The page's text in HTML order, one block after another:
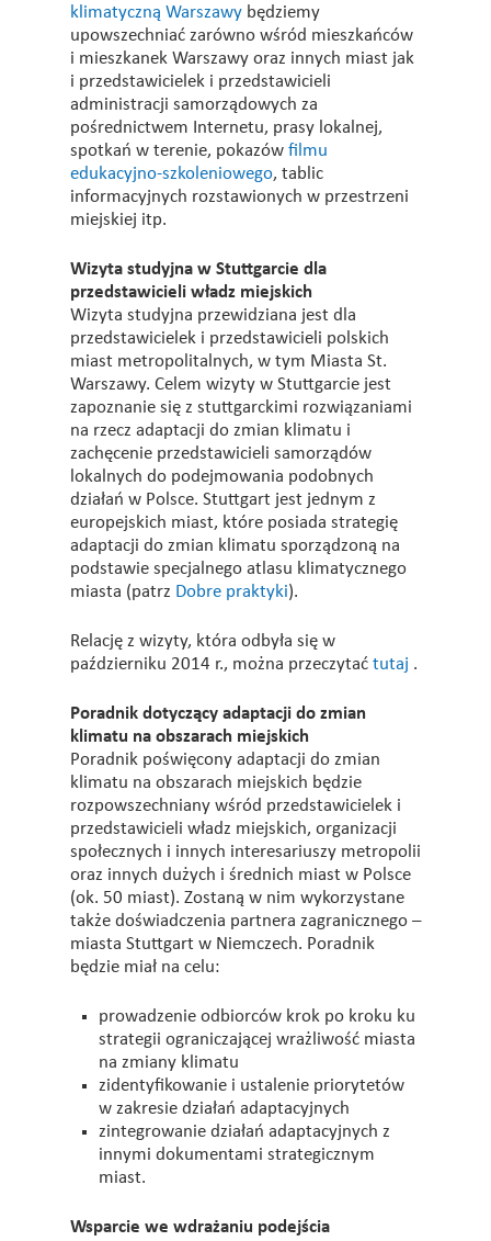
klimatyczną Warszawy będziemy
upowszechniać zarówno wśród mieszkańców
i mieszkanek Warszawy oraz innych miast jak
i przedstawicielek i przedstawicieli
administracji samorządowych za
pośrednictwem Internetu, prasy lokalnej,
spotkań w terenie, pokazów filmu
edukacyjno-szkoleniowego, tablic
informacyjnych rozstawionych w przestrzeni
miejskiej itp.
Wizyta studyjna w Stuttgarcie dla
przedstawicieli władz miejskich
Wizyta studyjna przewidziana jest dla
przedstawicielek i przedstawicieli polskich
miast metropolitalnych, w tym Miasta St.
Warszawy. Celem wizyty w Stuttgarcie jest
zapoznanie się z stuttgarckimi rozwiązaniami
na rzecz adaptacji do zmian klimatu i
zachęcenie przedstawicieli samorządów
lokalnych do podejmowania podobnych
działań w Polsce. Stuttgart jest jednym z
europejskich miast, które posiada strategię
adaptacji do zmian klimatu sporządzoną na
podstawie specjalnego atlasu klimatycznego
miasta (patrz Dobre praktyki).
Relację z wizyty, która odbyła się w
październiku 2014 r., można przeczytać tutaj .
Poradnik dotyczący adaptacji do zmian
klimatu na obszarach miejskich
Poradnik poświęcony adaptacji do zmian
klimatu na obszarach miejskich będzie
rozpowszechniany wśród przedstawicielek i
przedstawicieli władz miejskich, organizacji
społecznych i innych interesariuszy metropolii
oraz innych dużych i średnich miast w Polsce
(ok. 50 miast). Zostaną w nim wykorzystane
także doświadczenia partnera zagranicznego –
miasta Stuttgart w Niemczech. Poradnik
będzie miał na celu:
prowadzenie odbiorców krok po kroku ku
strategii ograniczającej wrażliwość miasta
na zmiany klimatu
zidentyfikowanie i ustalenie priorytetów
w zakresie działań adaptacyjnych
zintegrowanie działań adaptacyjnych z
innymi dokumentami strategicznym
miast.
Wsparcie we wdrażaniu podejścia